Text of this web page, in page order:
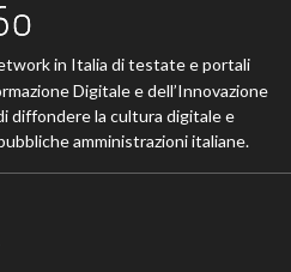
in Italia di testate e portali
Digitale e dell’Innovazione
diffondere la cultura digitale e
amministrazioni italiane.